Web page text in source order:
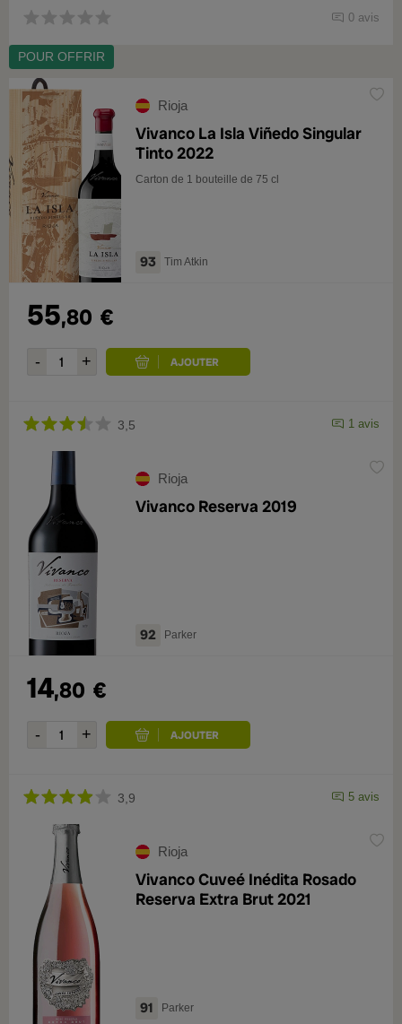
0 avis
POUR OFFRIR
Rioja
Vivanco La Isla Viñedo Singular
Tinto 2022
Carton de 1 bouteille de 75 cl
93 Tim Atkin
55,80 €
3,5 1 avis
Rioja
Vivanco Reserva 2019
92 Parker
14,80 €
3,9 5 avis
Rioja
Vivanco Cuveé Inédita Rosado
Reserva Extra Brut 2021
91 Parker